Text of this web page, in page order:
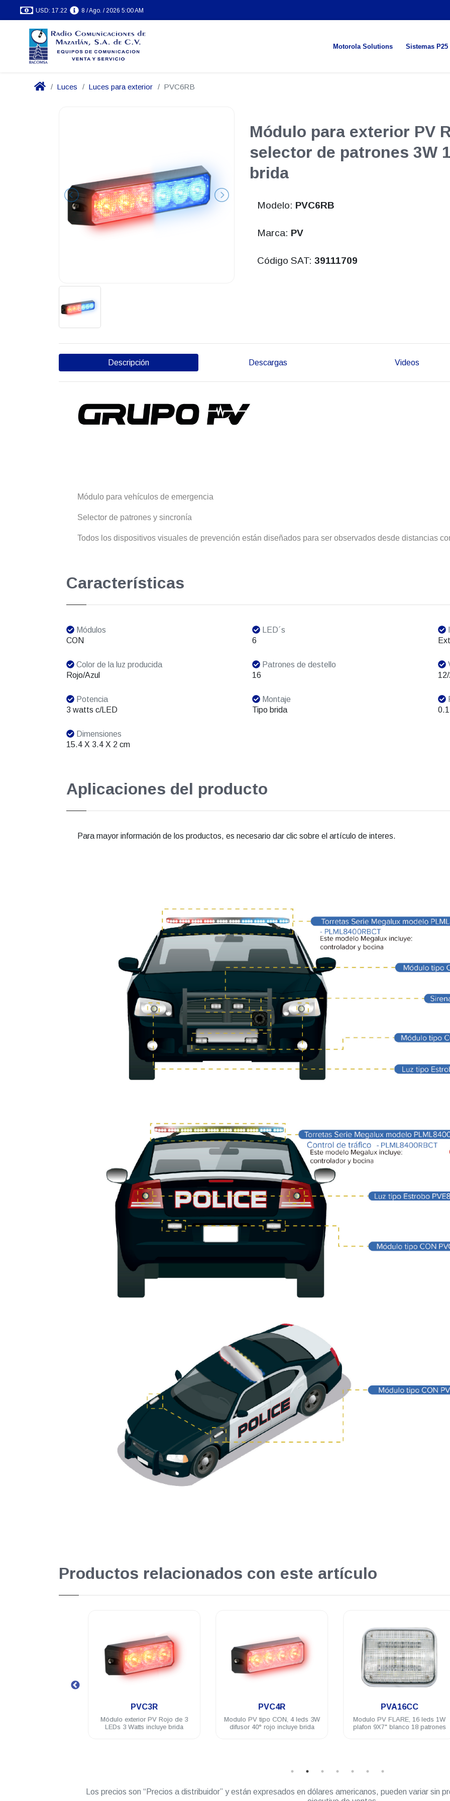
USD: 17.22 8 / Ago. / 2026 5:00 AM
Motorola Solutions Sistemas P25
Luces Luces para exterior PVC6RB
Módulo para exterior PV
selector de patrones 3W
brida
Modelo: PVC6RB
Marca: PV
Código SAT: 39111709
Descripción Descargas Videos
Módulo para vehículos de emergencia
Selector de patrones y sincronía
Todos los dispositivos visuales de prevención están diseñados para ser observados desde distancias
Características
Módulos
CON
LED´s
6
Color de la luz producida
Rojo/Azul
Patrones de destello
16
Potencia
3 watts c/LED
Montaje
Tipo brida
Dimensiones
15.4 X 3.4 X 2 cm
Aplicaciones del producto
Para mayor información de los productos, es necesario dar clic sobre el artículo de interes.
Productos relacionados con este artículo
PVC4R
Modulo PV tipo CON, 4 leds 3W
difusor 40° rojo incluye brida
PVA16CC
Modulo PV FLARE, 16 leds 1W
plafon 9X7" blanco 18 patrones
PVC6RC
Modulo PV tipo CON 6 LED 3W
difusor 40° rojo/blanco incluye
Los precios son “Precios a distribuidor” y están expresados en dólares americanos, pueden variar sin